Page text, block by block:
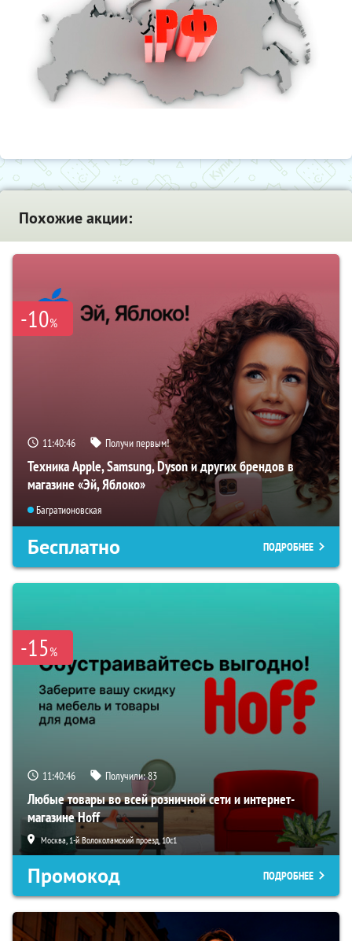
Похожие акции:
-10%
11:40:45 Получи первым!
Техника Apple, Samsung, Dyson и других брендов в
магазине «Эй, Яблоко»
Багратионовская
Бесплатно ПОДРОБНЕЕ
-15%
11:40:45 Получили:83
Любые товары во всей розничной сети и интернет-
магазине Hoff
Москва, 1-й Волоколамский проезд, 10с1
Промокод ПОДРОБНЕЕ